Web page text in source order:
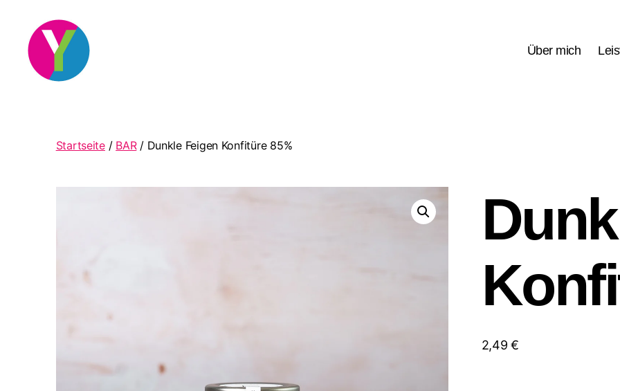
Über mich
Startseite/ BAR/ Dunkle Feigen Konfitüre 85%
2,49€